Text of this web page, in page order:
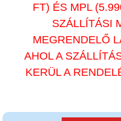
FT) ÉS MPL
SZÁLLÍTÁSI
MEGRENDELŐ
AHOL A
KERÜL A